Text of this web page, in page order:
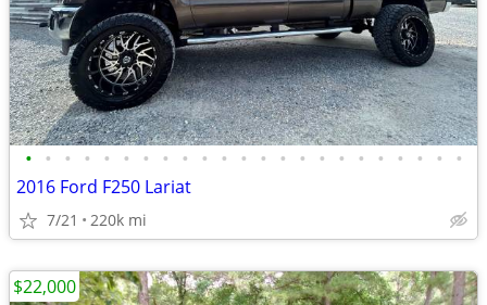
• • • • • • • • • • • • • • • • • • • • • • •
2016 Ford F250 Lariat
7/21 220k mi
$22,000